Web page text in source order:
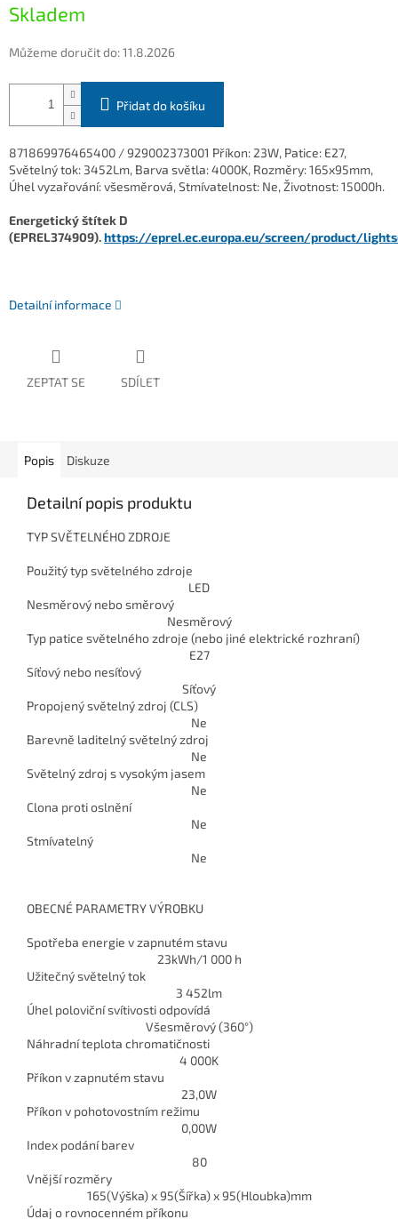
cena:
Skladem
Můžeme doručit do:11.8.2026
Přidat do košíku
871869976465400 / 929002373001 Příkon: 23W, Patice: E27,
Světelný tok: 3452Lm, Barva světla: 4000K, Rozměry: 165x95mm,
Úhel vyzařování: všesměrová, Stmívatelnost: Ne, Životnost: 15000h.
Energetický štítek D
(EPREL374909).https://eprel.ec.europa.eu/screen/product/
Detailní informace
ZEPTAT SE SDÍLET
Popis Diskuze
Detailní popis produktu
TYP SVĚTELNÉHO ZDROJE
Použitý typ světelného zdroje
LED
Nesměrový nebo směrový
Nesměrový
Typ patice světelného zdroje (nebo jiné elektrické rozhraní)
E27
Síťový nebo nesíťový
Síťový
Propojený světelný zdroj (CLS)
Ne
Barevně laditelný světelný zdroj
Ne
Světelný zdroj s vysokým jasem
Ne
Clona proti oslnění
Ne
Stmívatelný
Ne
OBECNÉ PARAMETRY VÝROBKU
Spotřeba energie v zapnutém stavu
23kWh/1 000 h
Užitečný světelný tok
3 452lm
Úhel poloviční svítivosti odpovídá
Všesměrový (360°)
Náhradní teplota chromatičnosti
4 000K
Příkon v zapnutém stavu
23,0W
Příkon v pohotovostním režimu
0,00W
Index podání barev
80
Vnější rozměry
165(Výška) x 95(Šířka) x 95(Hloubka)mm
Údaj o rovnocenném příkonu